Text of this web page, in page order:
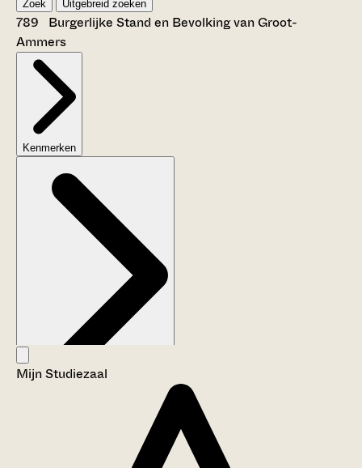
Zoek Uitgebreid zoeken
789 Burgerlijke Stand en Bevolking van Groot-
Ammers
Kenmerken
Aanwijzingen voor de gebruiker
Mijn Studiezaal